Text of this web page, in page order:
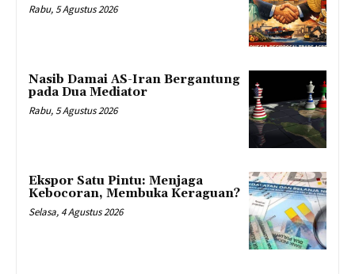
Rabu, 5 Agustus 2026
Nasib Damai AS-Iran Bergantung
pada Dua Mediator
Rabu, 5 Agustus 2026
Ekspor Satu Pintu: Menjaga
Kebocoran, Membuka Keraguan?
Selasa, 4 Agustus 2026